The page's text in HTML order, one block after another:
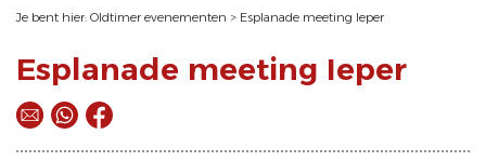
Je bent hier: Oldtimer evenementen > Esplanade meeting Ieper
Esplanade meeting Ieper